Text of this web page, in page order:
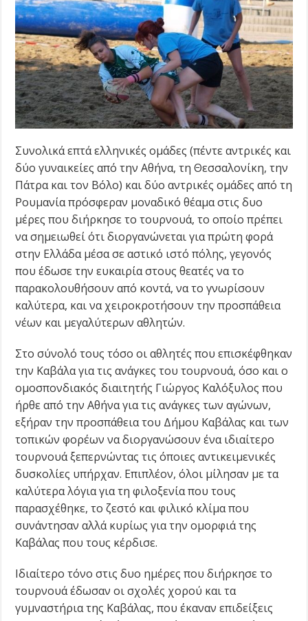
Συνολικά επτά ελληνικές ομάδες (πέντε αντρικές και
δύο γυναικείες από την Αθήνα, τη Θεσσαλονίκη, την
Πάτρα και τον Βόλο) και δύο αντρικές ομάδες από τη
Ρουμανία πρόσφεραν μοναδικό θέαμα στις δυο
μέρες που διήρκησε το τουρνουά, το οποίο πρέπει
να σημειωθεί ότι διοργανώνεται για πρώτη φορά
στην Ελλάδα μέσα σε αστικό ιστό πόλης, γεγονός
που έδωσε την ευκαιρία στους θεατές να το
παρακολουθήσουν από κοντά, να το γνωρίσουν
καλύτερα, και να χειροκροτήσουν την προσπάθεια
νέων και μεγαλύτερων αθλητών.
Στο σύνολό τους τόσο οι αθλητές που επισκέφθηκαν
την Καβάλα για τις ανάγκες του τουρνουά, όσο και ο
ομοσπονδιακός διαιτητής Γιώργος Καλόξυλος που
ήρθε από την Αθήνα για τις ανάγκες των αγώνων,
εξήραν την προσπάθεια του Δήμου Καβάλας και των
τοπικών φορέων να διοργανώσουν ένα ιδιαίτερο
τουρνουά ξεπερνώντας τις όποιες αντικειμενικές
δυσκολίες υπήρχαν. Επιπλέον, όλοι μίλησαν με τα
καλύτερα λόγια για τη φιλοξενία που τους
παρασχέθηκε, το ζεστό και φιλικό κλίμα που
συνάντησαν αλλά κυρίως για την ομορφιά της
Καβάλας που τους κέρδισε.
Ιδιαίτερο τόνο στις δυο ημέρες που διήρκησε το
τουρνουά έδωσαν οι σχολές χορού και τα
γυμναστήρια της Καβάλας, που έκαναν επιδείξεις